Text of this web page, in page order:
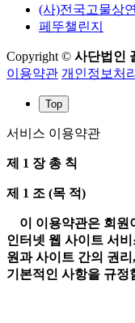
(사)전국고물상
페뚜챌린지
Copyright © 사단법인
이용약관 개인정보처
Top
서비스 이용약관
제 1 장 총 칙
제 1 조 (목 적)
이 이용약관은 회원
인터넷 웹 사이트 서
원과 사이트 간의 권
기본적인 사항을 규정